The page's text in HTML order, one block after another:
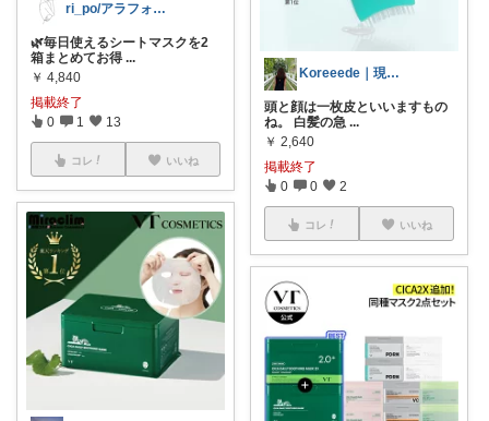
ri_po/アラフォーのセルフ美容
🌿毎日使えるシートマスクを2
箱まとめてお得 ...
￥ 4,840
掲載終了
0 1 13
コレ いいね
Koreeede｜現役CAの整う暮らし
頭と顔は一枚皮といいますもの
ね。 白髪の急 ...
￥ 2,640
掲載終了
0 0 2
コレ いいね